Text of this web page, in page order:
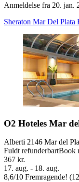
Anmeldelse fra 20. jan.
Sheraton Mar Del Plata
O2 Hoteles Mar
Alberti 2146 Mar del
Fuldt refunderbartBook
367 kr.
17. aug. - 18. aug.
8,6/10 Fremragende!